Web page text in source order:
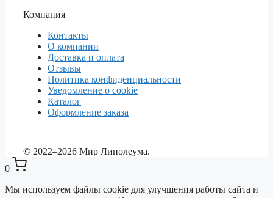
Компания
Контакты
О компании
Доставка и оплата
Отзывы
Политика конфиденциальности
Уведомление о cookie
Каталог
Оформление заказа
© 2022–2026 Мир Линолеума.
0
Мы используем файлы cookie для улучшения работы сайта и